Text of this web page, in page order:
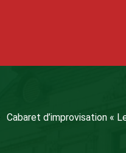
Cabaret d’improvisation «